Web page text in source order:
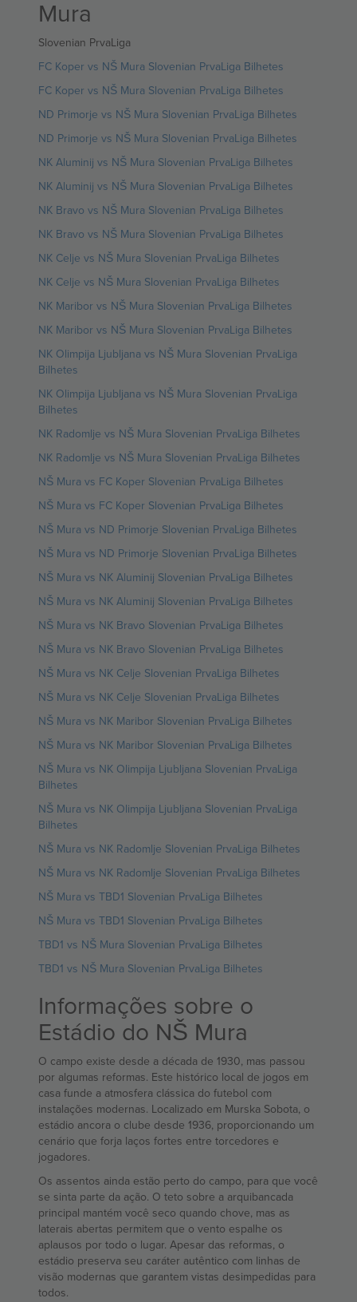
Mura
Slovenian PrvaLiga
FC Koper vs NŠ Mura Slovenian PrvaLiga Bilhetes
FC Koper vs NŠ Mura Slovenian PrvaLiga Bilhetes
ND Primorje vs NŠ Mura Slovenian PrvaLiga Bilhetes
ND Primorje vs NŠ Mura Slovenian PrvaLiga Bilhetes
NK Aluminij vs NŠ Mura Slovenian PrvaLiga Bilhetes
NK Aluminij vs NŠ Mura Slovenian PrvaLiga Bilhetes
NK Bravo vs NŠ Mura Slovenian PrvaLiga Bilhetes
NK Bravo vs NŠ Mura Slovenian PrvaLiga Bilhetes
NK Celje vs NŠ Mura Slovenian PrvaLiga Bilhetes
NK Celje vs NŠ Mura Slovenian PrvaLiga Bilhetes
NK Maribor vs NŠ Mura Slovenian PrvaLiga Bilhetes
NK Maribor vs NŠ Mura Slovenian PrvaLiga Bilhetes
NK Olimpija Ljubljana vs NŠ Mura Slovenian PrvaLiga
Bilhetes
NK Olimpija Ljubljana vs NŠ Mura Slovenian PrvaLiga
Bilhetes
NK Radomlje vs NŠ Mura Slovenian PrvaLiga Bilhetes
NK Radomlje vs NŠ Mura Slovenian PrvaLiga Bilhetes
NŠ Mura vs FC Koper Slovenian PrvaLiga Bilhetes
NŠ Mura vs FC Koper Slovenian PrvaLiga Bilhetes
NŠ Mura vs ND Primorje Slovenian PrvaLiga Bilhetes
NŠ Mura vs ND Primorje Slovenian PrvaLiga Bilhetes
NŠ Mura vs NK Aluminij Slovenian PrvaLiga Bilhetes
NŠ Mura vs NK Aluminij Slovenian PrvaLiga Bilhetes
NŠ Mura vs NK Bravo Slovenian PrvaLiga Bilhetes
NŠ Mura vs NK Bravo Slovenian PrvaLiga Bilhetes
NŠ Mura vs NK Celje Slovenian PrvaLiga Bilhetes
NŠ Mura vs NK Celje Slovenian PrvaLiga Bilhetes
NŠ Mura vs NK Maribor Slovenian PrvaLiga Bilhetes
NŠ Mura vs NK Maribor Slovenian PrvaLiga Bilhetes
NŠ Mura vs NK Olimpija Ljubljana Slovenian PrvaLiga
Bilhetes
NŠ Mura vs NK Olimpija Ljubljana Slovenian PrvaLiga
Bilhetes
NŠ Mura vs NK Radomlje Slovenian PrvaLiga Bilhetes
NŠ Mura vs NK Radomlje Slovenian PrvaLiga Bilhetes
NŠ Mura vs TBD1 Slovenian PrvaLiga Bilhetes
NŠ Mura vs TBD1 Slovenian PrvaLiga Bilhetes
TBD1 vs NŠ Mura Slovenian PrvaLiga Bilhetes
TBD1 vs NŠ Mura Slovenian PrvaLiga Bilhetes
Informações sobre o
Estádio do NŠ Mura
O campo existe desde a década de 1930, mas passou
por algumas reformas. Este histórico local de jogos em
casa funde a atmosfera clássica do futebol com
instalações modernas. Localizado em Murska Sobota, o
estádio ancora o clube desde 1936, proporcionando um
cenário que forja laços fortes entre torcedores e
jogadores.
Os assentos ainda estão perto do campo, para que você
se sinta parte da ação. O teto sobre a arquibancada
principal mantém você seco quando chove, mas as
laterais abertas permitem que o vento espalhe os
aplausos por todo o lugar. Apesar das reformas, o
estádio preserva seu caráter autêntico com linhas de
visão modernas que garantem vistas desimpedidas para
todos.